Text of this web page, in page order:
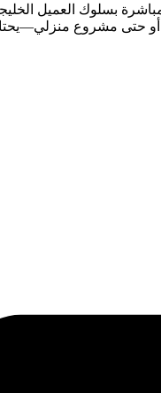
بسلوك العميل
أو حتى مشروع